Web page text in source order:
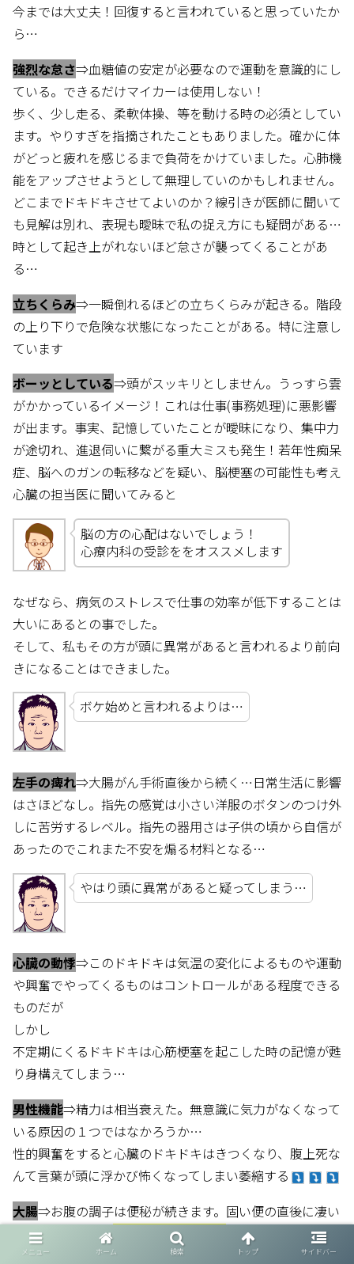
今までは大丈夫！回復すると言われていると思っていたか
ら…
強烈な怠さ⇒血糖値の安定が必要なので運動を意識的にし
ている。できるだけマイカーは使用しない！
歩く、少し走る、柔軟体操、等を動ける時の必須としてい
ます。やりすぎを指摘されたこともありました。確かに体
がどっと疲れを感じるまで負荷をかけていました。心肺機
能をアップさせようとして無理していのかもしれません。
どこまでドキドキさせてよいのか？線引きが医師に聞いて
も見解は別れ、表現も曖昧で私の捉え方にも疑問がある…
時として起き上がれないほど怠さが襲ってくることがあ
る…
立ちくらみ⇒一瞬倒れるほどの立ちくらみが起きる。階段
の上り下りで危険な状態になったことがある。特に注意し
ています
ボーッとしている⇒頭がスッキリとしません。うっすら雲
がかかっているイメージ！これは仕事(事務処理)に悪影響
が出ます。事実、記憶していたことが曖昧になり、集中力
が途切れ、進退伺いに繋がる重大ミスも発生！若年性痴呆
症、脳へのガンの転移などを疑い、脳梗塞の可能性も考え
心臓の担当医に聞いてみると
脳の方の心配はないでしょう！
心療内科の受診ををオススメします
なぜなら、病気のストレスで仕事の効率が低下することは
大いにあるとの事でした。
そして、私もその方が頭に異常があると言われるより前向
きになることはできました。
ボケ始めと言われるよりは…
左手の痺れ⇒大腸がん手術直後から続く…日常生活に影響
はさほどなし。指先の感覚は小さい洋服のボタンのつけ外
しに苦労するレベル。指先の器用さは子供の頃から自信が
あったのでこれまた不安を煽る材料となる…
やはり頭に異常があると疑ってしまう…
心臓の動悸⇒このドキドキは気温の変化によるものや運動
や興奮でやってくるものはコントロールがある程度できる
ものだが
しかし
不定期にくるドキドキは心筋梗塞を起こした時の記憶が甦
り身構えてしまう…
男性機能⇒精力は相当衰えた。無意識に気力がなくなって
いる原因の１つではなかろうか…
性的興奮をすると心臓のドキドキはきつくなり、腹上死な
んて言葉が頭に浮かび怖くなってしまい萎縮する
大腸⇒お腹の調子は便秘が続きます。固い便の直後に凄い
下痢になったり、 便意はとても変則的
で夜中、朝方、仕事
中も時折あります。睡眠不足や仕事内容にも影響が出ま
メニュー ホーム 検索 トップ サイドバー